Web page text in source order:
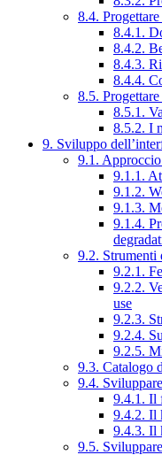
8.4.
8.4.1.
8.4.2.
8.4.3.
8.4.4.
8.5.
8.5.1.
8.5.2. I
9. Sviluppo
9.1.
9.1.1.
9.1.2.
9.1.3.
9.1.4.
9.2. Strumenti
9.2.1.
9.2.2.
use
9.2.3.
9.2.4.
9.2.5.
9.3. Catalogo
9.4.
9.4.1. Il
9.4.2. Il
9.4.3. Il
9.5.